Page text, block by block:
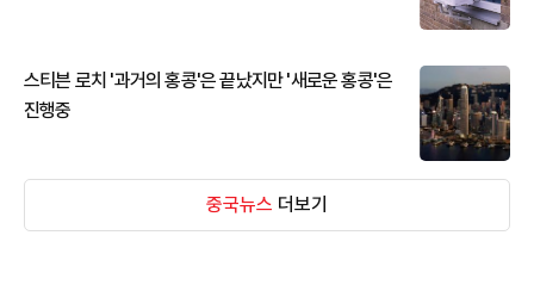
스티븐 로치 '과거의 홍콩'은 끝났지만 '새로운 홍콩'은
진행중
중국뉴스 더보기